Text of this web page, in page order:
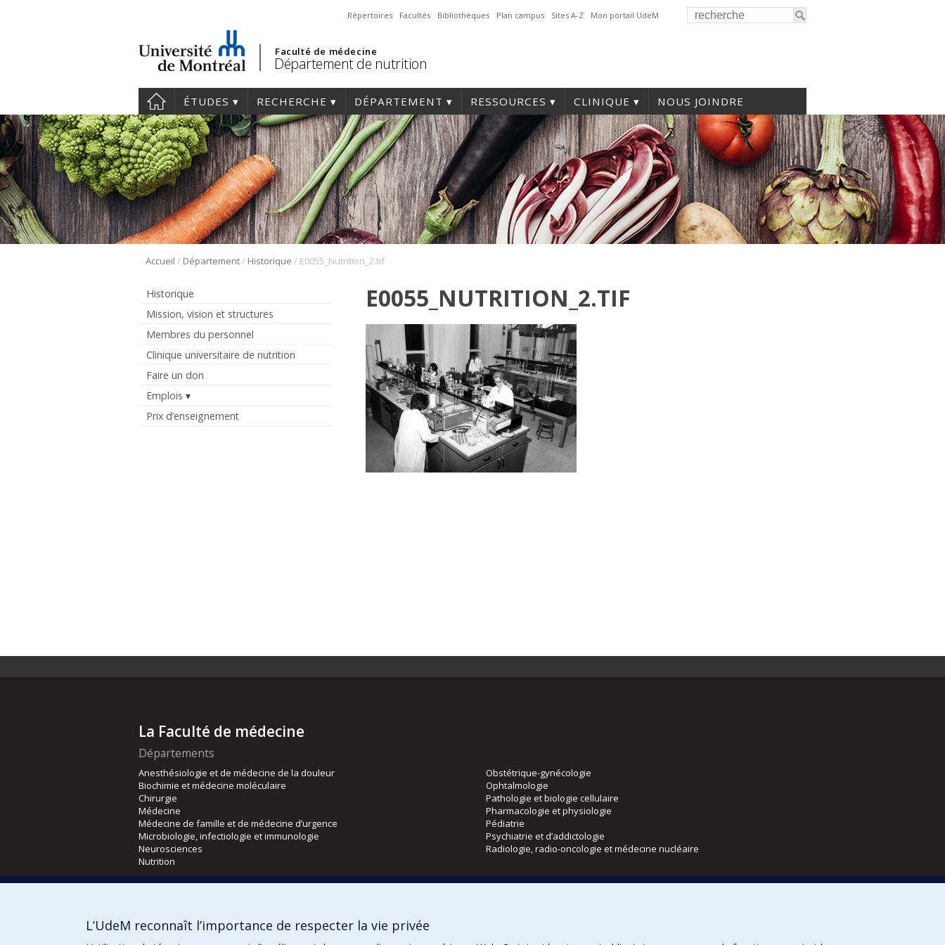
Répertoires Facultés Bibliothèques Plan campus Sites A-Z Mon portail UdeM
Faculté de médecine
Département de nutrition
ÉTUDES RECHERCHE DÉPARTEMENT RESSOURCES CLINIQUE NOUS JOINDRE
Accueil / Département/ Historique / E0055_Nutrition_2.tif
Historique
Mission, vision et structures
Membres du personnel
Clinique universitaire de nutrition
Faire un don
Emplois
Prix d’enseignement
E0055_NUTRITION_2.TIF
La Faculté de médecine
Départements
Anesthésiologie et de médecine de la douleur
Biochimie et médecine moléculaire
Chirurgie
Médecine
Médecine de famille et de médecine d’urgence
Microbiologie, infectiologie et immunologie
Neurosciences
Nutrition
Obstétrique-gynécologie
Ophtalmologie
Pathologie et biologie cellulaire
Pharmacologie et physiologie
Pédiatrie
Psychiatrie et d’addictologie
Radiologie, radio-oncologie et médecine nucléaire
Orthophonie et audiologie
L’UdeM reconnaît l’importance de respecter la vie privée